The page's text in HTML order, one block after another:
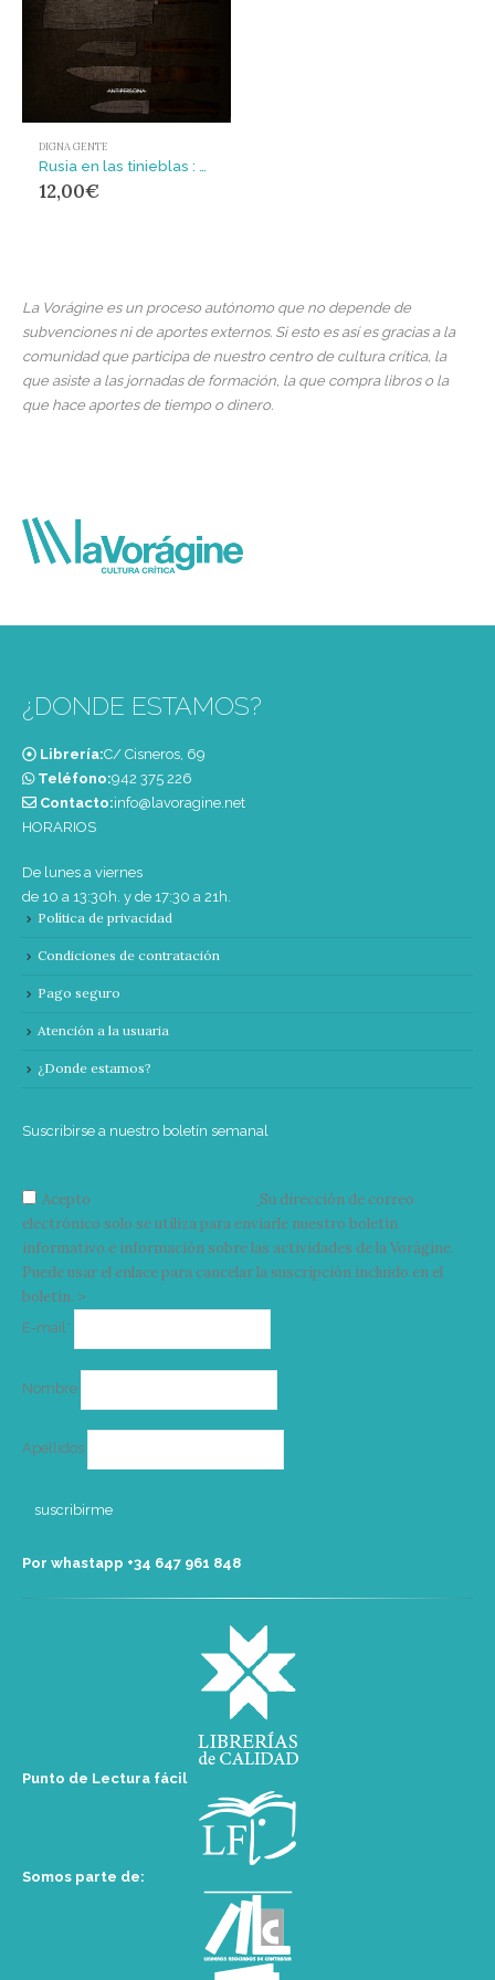
DIGNA GENTE
12,00€
La Vorágine es un proceso autónomo que no depende de
subvenciones ni de aportes externos. Si esto es así es gracias a la
comunidad que participa de nuestro centro de cultura crítica, la
que asiste a las jornadas de formación, la que compra libros o la
que hace aportes de tiempo o dinero.
¿DONDE ESTAMOS?
Librería:C/ Cisneros, 69
Teléfono:‭942 375 226‬
Contacto:info@lavoragine.net
HORARIOS
De lunes a viernes
de 10 a 13:30h. y de 17:30 a 21h.
Política de privacidad
Condiciones de contratación
Pago seguro
Atención a la usuaria
¿Donde estamos?
Suscribirse a nuestro boletín semanal
Acepto
Su dirección de correo
electrónico solo se utiliza para enviarle nuestro boletín
informativo e información sobre las actividades de la Vorágine.
Puede usar el enlace para cancelar la suscripción incluido en el
boletín. >
E-mail*
Nombre
Apellidos
Por whastapp +34 ‭647 961 848‬
Punto de Lectura fácil
Somos parte de: